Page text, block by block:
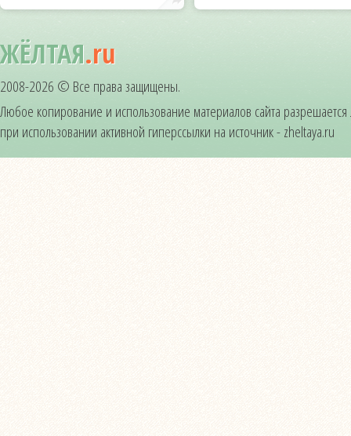
ЖЁЛТАЯ.ru
2008-2026 © Все права защищены.
Любое копирование и использование материалов сайта
при использовании активной гиперссылки на источник - zheltaya.ru